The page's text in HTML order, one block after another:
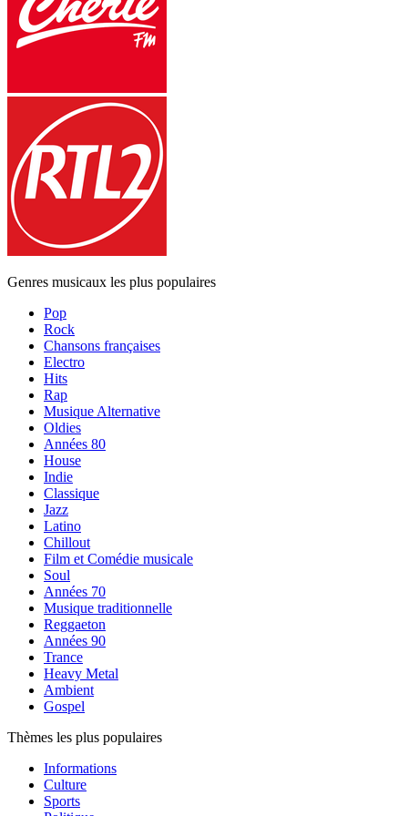
Genres musicaux les plus populaires
Pop
Rock
Chansons françaises
Electro
Hits
Rap
Musique Alternative
Oldies
Années 80
House
Indie
Classique
Jazz
Latino
Chillout
Film et Comédie musicale
Soul
Années 70
Musique traditionnelle
Reggaeton
Années 90
Trance
Heavy Metal
Ambient
Gospel
Thèmes les plus populaires
Informations
Culture
Sports